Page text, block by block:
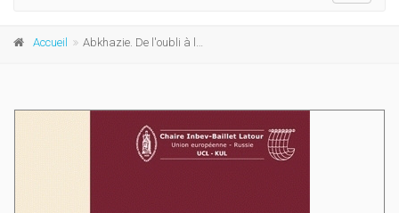
Accueil Abkhazie. De l'oubli à la reconnaissance